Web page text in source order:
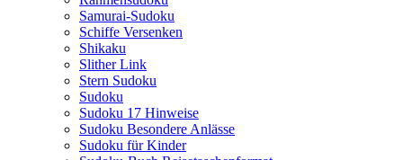
Samurai-Sudoku
Schiffe Versenken
Shikaku
Slither Link
Stern Sudoku
Sudoku
Sudoku 17 Hinweise
Sudoku Besondere Anlässe
Sudoku für Kinder